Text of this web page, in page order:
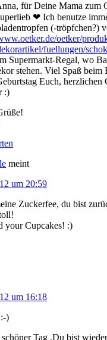
für Deine Mama zum
❤ Ich benutze
(-tröpfchen?)
oetker/
fuellungen/
Supermarkt-Regal, wo
stehen. Viel Spaß beim
Euch, herzlichen
:)
meint
um 20:59
Zuckerfee, du bist
your Cupcakes! :)
um 16:18
)
Tag ,Du bist